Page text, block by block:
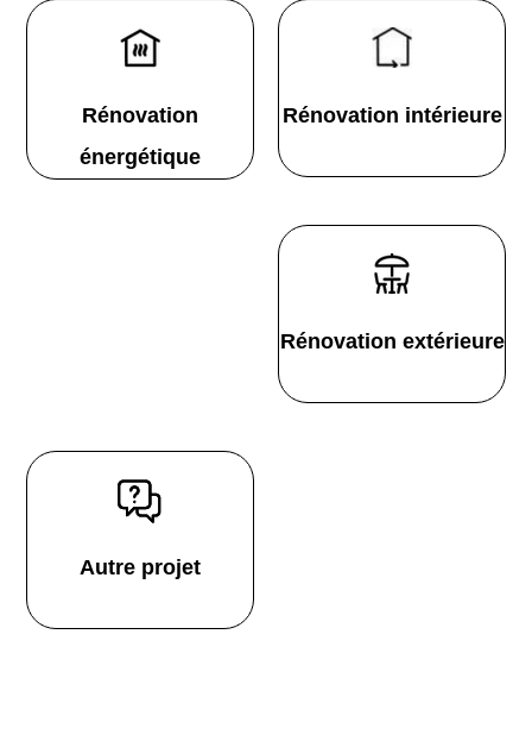
Rénovation
énergétique
Rénovation intérieure
Rénovation extérieure
Autre projet